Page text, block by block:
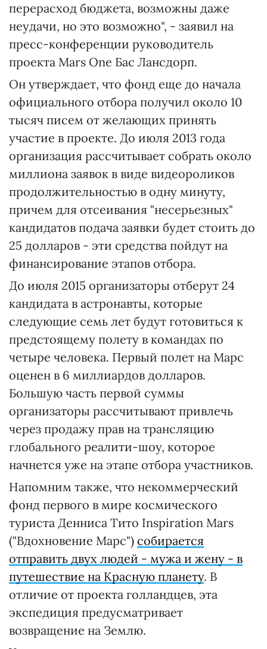
перерасход бюджета, возможны даже
неудачи, но это возможно", - заявил на
пресс-конференции руководитель
проекта Mars One Бас Лансдорп.
Он утверждает, что фонд еще до начала
официального отбора получил около 10
тысяч писем от желающих принять
участие в проекте. До июля 2013 года
организация рассчитывает собрать около
миллиона заявок в виде видеороликов
продолжительностью в одну минуту,
причем для отсеивания "несерьезных"
кандидатов подача заявки будет стоить до
25 долларов - эти средства пойдут на
финансирование этапов отбора.
До июля 2015 организаторы отберут 24
кандидата в астронавты, которые
следующие семь лет будут готовиться к
предстоящему полету в командах по
четыре человека. Первый полет на Марс
оценен в 6 миллиардов долларов.
Большую часть первой суммы
организаторы рассчитывают привлечь
через продажу прав на трансляцию
глобального реалити-шоу, которое
начнется уже на этапе отбора участников.
Напомним также, что некоммерческий
фонд первого в мире космического
туриста Денниса Тито Inspiration Mars
("Вдохновение Марс") собирается
отправить двух людей - мужа и жену - в
путешествие на Красную планету. В
отличие от проекта голландцев, эта
экспедиция предусматривает
возвращение на Землю.